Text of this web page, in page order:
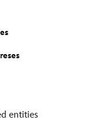
entities